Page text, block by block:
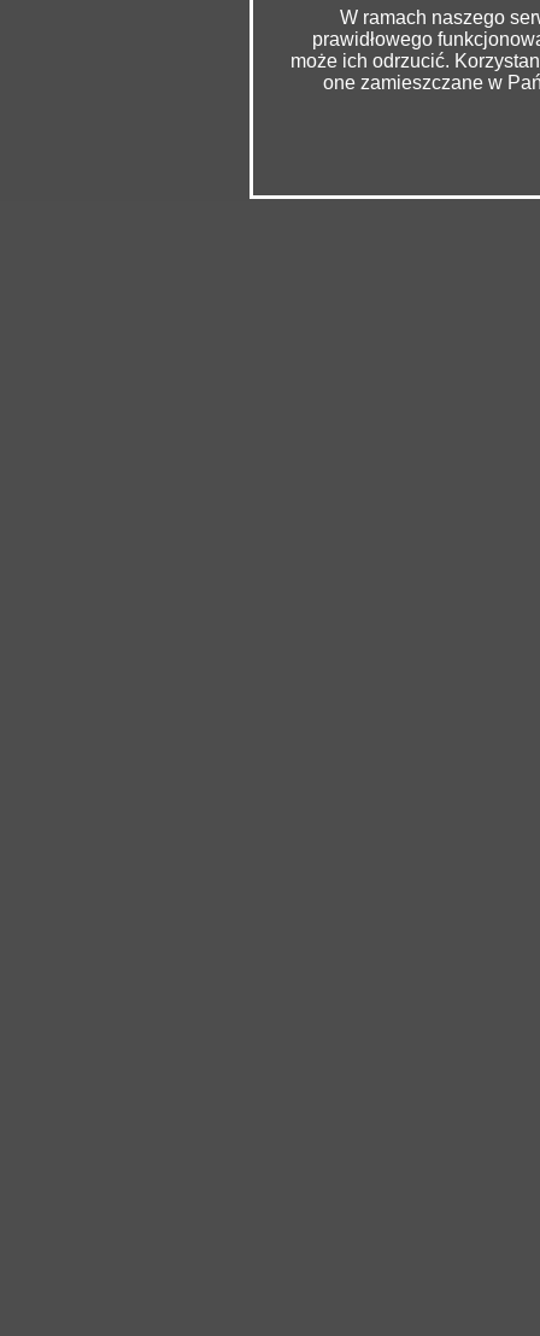
W ramach naszego
prawidłowego
może ich odrzucić.
one zamieszczane w